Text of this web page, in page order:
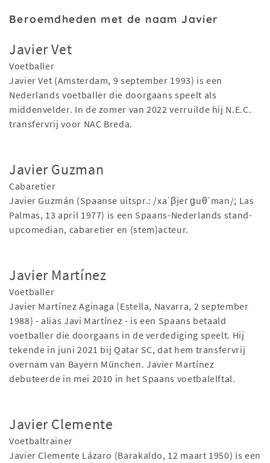
Beroemdheden met de naam Javier
Javier Vet
Voetballer
Javier Vet (Amsterdam, 9 september 1993) is een
Nederlands voetballer die doorgaans speelt als
middenvelder. In de zomer van 2022 verruilde hij N.E.C.
transfervrij voor NAC Breda.
Javier Guzman
Cabaretier
Javier Guzmán (Spaanse uitspr.: /xaˈβjeɾ ɡuθˈman/; Las
Palmas, 13 april 1977) is een Spaans-Nederlands stand-
upcomedian, cabaretier en (stem)acteur.
Javier Martínez
Voetballer
Javier Martínez Aginaga (Estella, Navarra, 2 september
1988) - alias Javi Martínez - is een Spaans betaald
voetballer die doorgaans in de verdediging speelt. Hij
tekende in juni 2021 bij Qatar SC, dat hem transfervrij
overnam van Bayern München. Javier Martínez
debuteerde in mei 2010 in het Spaans voetbalelftal.
Javier Clemente
Voetbaltrainer
Javier Clemente Lázaro (Barakaldo, 12 maart 1950) is een